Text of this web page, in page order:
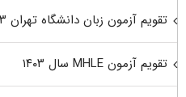
تقویم آزمون زبان دانشگاه تهران ۱۴۰۳
تقویم آزمون MHLE سال ۱۴۰۳